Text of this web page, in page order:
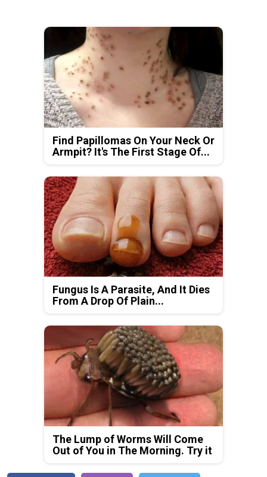
Find Papillomas On Your Neck Or
Armpit? It's The First Stage Of...
Fungus Is A Parasite, And It Dies
From A Drop Of Plain...
The Lump of Worms Will Come
Out of You in The Morning. Try it